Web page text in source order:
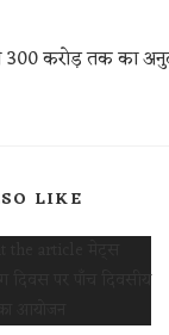
t
300 करोड़ तक का
LIKE